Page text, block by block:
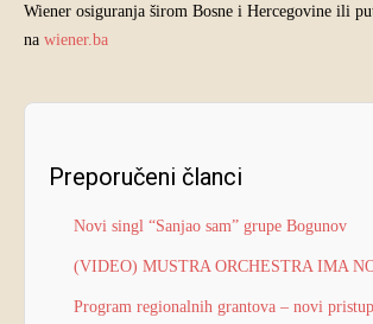
Wiener osiguranja širom Bosne i Hercegovine ili
na wiener.ba
Preporučeni članci
Novi singl “Sanjao sam” grupe Bogunov
(VIDEO) MUSTRA ORCHESTRA IMA
Program regionalnih grantova – novi